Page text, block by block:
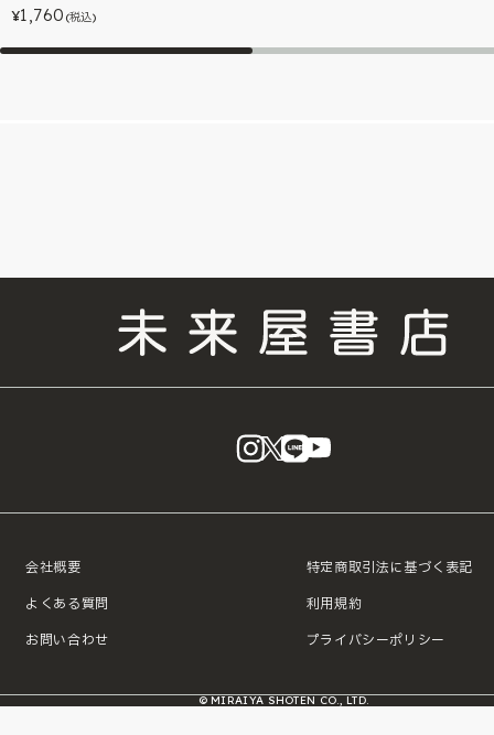
¥1,760 (税込)
instagram
X LINE
会社概要
よくある質問
お問い合わせ
特定商取引法に基づく表記
利用規約
プライバシーポリシー
© MIRAIYA SHOTEN CO., LTD.